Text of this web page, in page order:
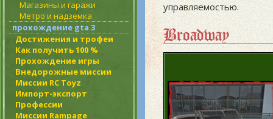
Магазины и гаражи
Метро и надземка
прохождение gta 3
Достижения и трофеи
Как получить 100 %
Прохождение игры
Внедорожные миссии
Миссии RC Toyz
Импорт-экспорт
Профессии
Миссии Rampage
управляемостью.
Broadway